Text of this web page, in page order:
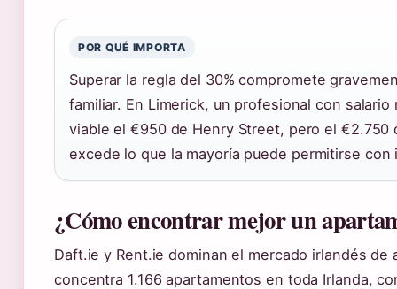
POR QUÉ IMPORTA
Superar la regla del 30% compromete
familiar. En Limerick, un profesional con salario
viable el €950 de Henry Street, pero el €2.750
excede lo que la mayoría puede permitirse
¿Cómo encontrar mejor un
Daft.ie y Rent.ie dominan el mercado irlandés de
concentra 1.166 apartamentos en toda Irlanda,